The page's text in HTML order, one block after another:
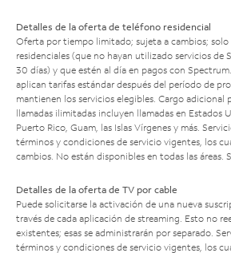
Detalles de la oferta de teléfono residencial
Oferta por tiempo limitado; sujeta a cambios; solo
residenciales (que no hayan utilizado servicios de
30 días) y que estén al día en pagos con
aplican tarifas estándar después del período de
mantienen los servicios elegibles. Cargo adicional
llamadas ilimitadas incluyen llamadas en Estados
Puerto Rico, Guam, las Islas Vírgenes y más.
términos y condiciones de servicio vigentes, los
cambios. No están disponibles en todas las áreas.
Detalles de la oferta de TV por cable
Puede solicitarse la activación de una nueva
través de cada aplicación de streaming. Esto no
existentes; esas se administrarán por separado.
términos y condiciones de servicio vigentes, los